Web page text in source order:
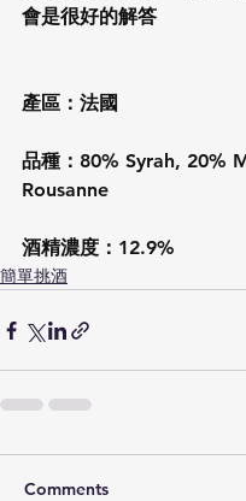
會是很好的解答
產區：法國
品種：80% Syrah, 20%
Rousanne
酒精濃度：12.9%
簡單挑酒
Comments